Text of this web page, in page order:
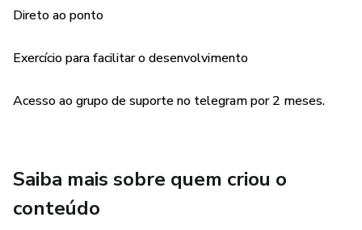
Direto ao ponto
Exercício para facilitar o desenvolvimento
Acesso ao grupo de suporte no telegram por 2 meses.
Saiba mais sobre quem criou o
conteúdo